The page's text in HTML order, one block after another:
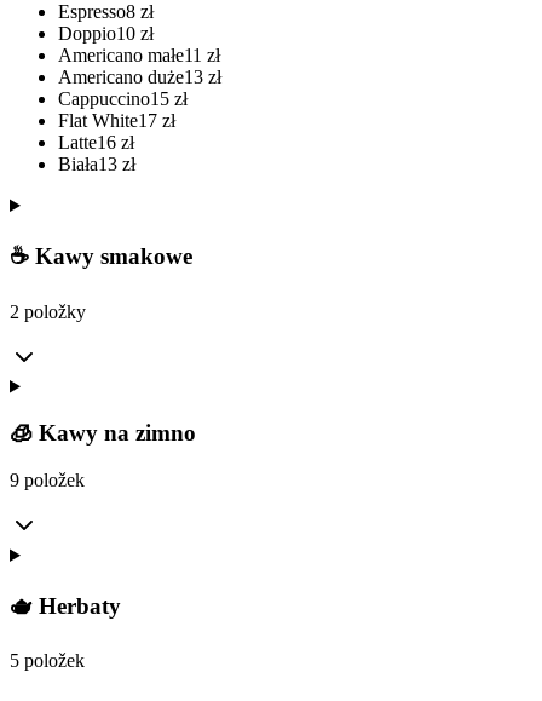
Espresso8 zł
Doppio10 zł
Americano małe11 zł
Americano duże13 zł
Cappuccino15 zł
Flat White17 zł
Latte16 zł
Biała13 zł
☕ Kawy smakowe
2 položky
🧊 Kawy na zimno
9 položek
🫖 Herbaty
5 položek